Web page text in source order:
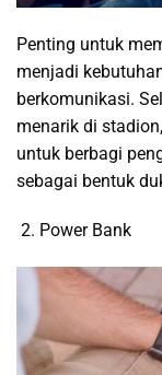
Penting untuk
menjadi
berkomunikasi.
menarik di
untuk berbagi
sebagai bentuk
Power Bank